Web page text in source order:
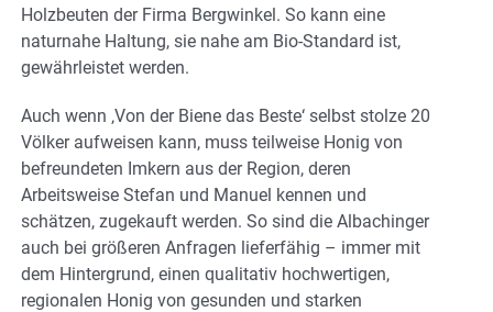
Holzbeuten der Firma Bergwinkel. So kann eine
naturnahe Haltung, sie nahe am Bio-Standard ist,
gewährleistet werden.
Auch wenn ‚Von der Biene das Beste‘ selbst stolze 20
Völker aufweisen kann, muss teilweise Honig von
befreundeten Imkern aus der Region, deren
Arbeitsweise Stefan und Manuel kennen und
schätzen, zugekauft werden. So sind die Albachinger
auch bei größeren Anfragen lieferfähig – immer mit
dem Hintergrund, einen qualitativ hochwertigen,
regionalen Honig von gesunden und starken